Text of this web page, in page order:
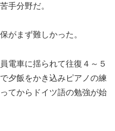
手分野だ。
がまず難しかった。
電車に揺られて往復４～５
夕飯をかき込みピアノの練
てからドイツ語の勉強が始